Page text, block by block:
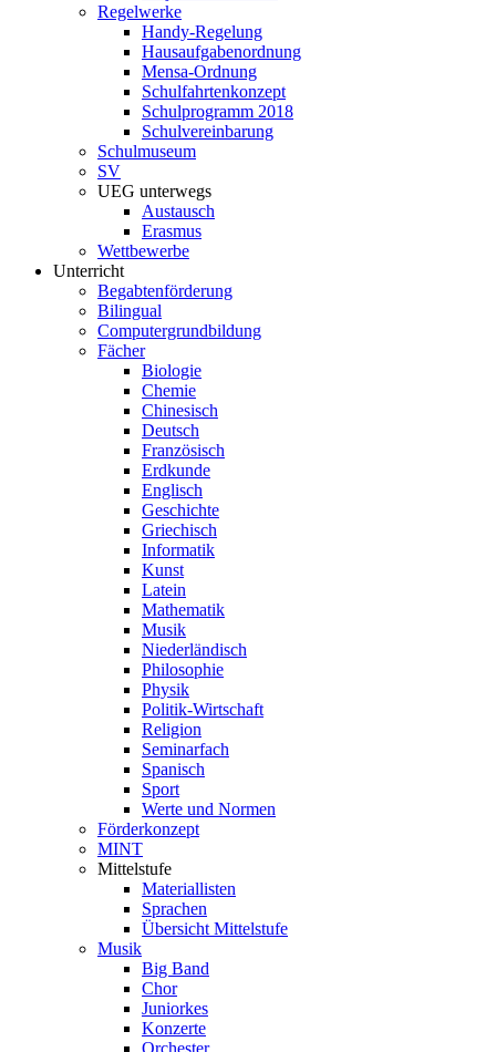
Regelwerke
Handy-Regelung
Hausaufgabenordnung
Mensa-Ordnung
Schulfahrtenkonzept
Schulprogramm 2018
Schulvereinbarung
Schulmuseum
SV
UEG unterwegs
Austausch
Erasmus
Wettbewerbe
Unterricht
Begabtenförderung
Bilingual
Computergrundbildung
Fächer
Biologie
Chemie
Chinesisch
Deutsch
Französisch
Erdkunde
Englisch
Geschichte
Griechisch
Informatik
Kunst
Latein
Mathematik
Musik
Niederländisch
Philosophie
Physik
Politik-Wirtschaft
Religion
Seminarfach
Spanisch
Sport
Werte und Normen
Förderkonzept
MINT
Mittelstufe
Materiallisten
Sprachen
Übersicht Mittelstufe
Musik
Big Band
Chor
Juniorkes
Konzerte
Orchester